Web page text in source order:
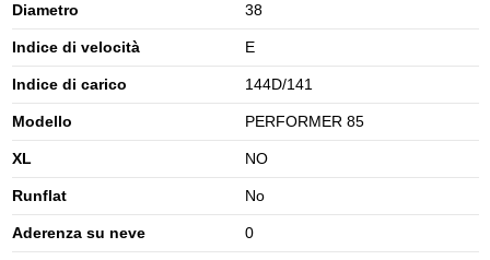
Diametro 38
Indice di velocità E
Indice di carico 144D/141
Modello PERFORMER 85
XL NO
Runflat No
Aderenza su neve 0